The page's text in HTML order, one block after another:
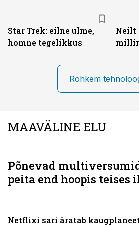
Star Trek: eilne ulme,
homne tegelikkus
Neilt
Rohkem
MAAVÄLINE ELU
Põnevad
peita end hoopis teises
Netflixi sari äratab